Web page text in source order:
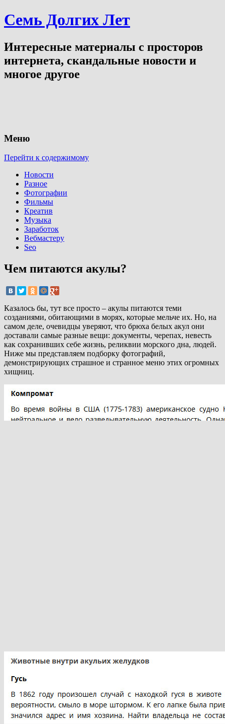
Семь Долгих Лет
Интересные материалы с просторов
интернета, скандальные новости и
многое другое
Меню
Перейти к содержимому
Новости
Разное
Фотографии
Фильмы
Креатив
Музыка
Заработок
Вебмастеру
Seo
Чем питаются акулы?
Казалось бы, тут все просто – акулы питаются теми
созданиями, обитающими в морях, которые мельче их. Но, на
самом деле, очевидцы уверяют, что брюха белых акул они
доставали самые разные вещи: документы, черепах, невесть
как сохранивших себе жизнь, реликвии морского дна, людей.
Ниже мы представляем подборку фотографий,
демонстрирующих страшное и странное меню этих огромных
хищниц.